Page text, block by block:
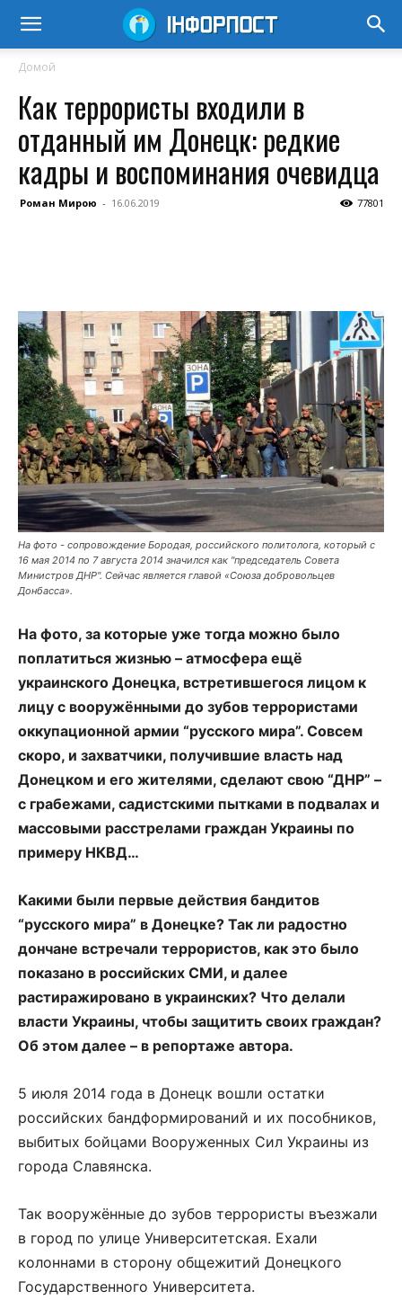
Домой
Как террористы входили в
отданный им Донецк: редкие
кадры и воспоминания очевидца
Роман Мирою - 16.06.2019 77801
На фото - сопровождение Бородая, российского политолога, который с
16 мая 2014 по 7 августа 2014 значился как "председатель Совета
Министров ДНР". Сейчас является главой «Союза добровольцев
Донбасса».
На фото, за которые уже тогда можно было
поплатиться жизнью – атмосфера ещё
украинского Донецка, встретившегося лицом к
лицу с вооружёнными до зубов террористами
оккупационной армии “русского мира”. Совсем
скоро, и захватчики, получившие власть над
Донецком и его жителями, сделают свою “ДНР” –
с грабежами, садистскими пытками в подвалах и
массовыми расстрелами граждан Украины по
примеру НКВД…
Какими были первые действия бандитов
“русского мира” в Донецке? Так ли радостно
дончане встречали террористов, как это было
показано в российских СМИ, и далее
растиражировано в украинских? Что делали
власти Украины, чтобы защитить своих граждан?
Об этом далее – в репортаже автора.
5 июля 2014 года в Донецк вошли остатки
российских бандформирований и их пособников,
выбитых бойцами Вооруженных Сил Украины из
города Славянска.
Так вооружённые до зубов террористы въезжали
в город по улице Университетская. Ехали
колоннами в сторону общежитий Донецкого
Государственного Университета.